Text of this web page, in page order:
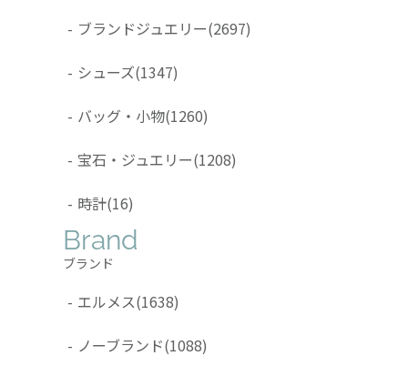
- ブランドジュエリー(2697)
- シューズ(1347)
- バッグ・小物(1260)
- 宝石・ジュエリー(1208)
- 時計(16)
Brand
ブランド
- エルメス(1638)
- ノーブランド(1088)